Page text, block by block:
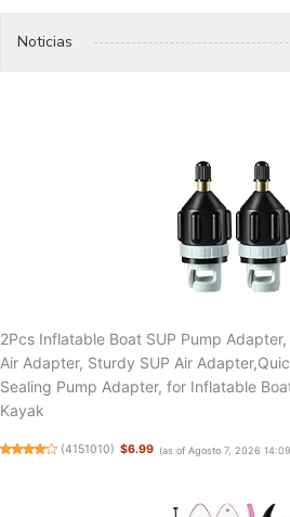
Noticias
2Pcs Inflatable Boat SUP Pump
Air Adapter, Sturdy SUP Air
Sealing Pump Adapter, for Inflatable
Kayak
(4151010) $6.99 (as of Agosto 7, 2026